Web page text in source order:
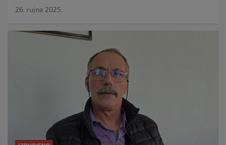
26. rujna 2025.